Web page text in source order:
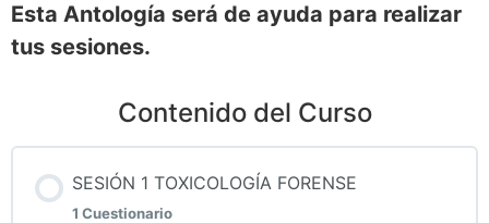
Esta Antología será de ayuda para realizar
tus sesiones.
Contenido del Curso
SESIÓN 1 TOXICOLOGÍA FORENSE
1 Cuestionario